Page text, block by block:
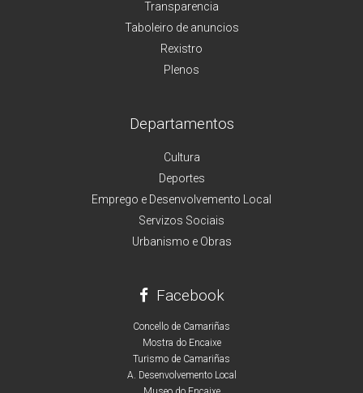
Transparencia
Taboleiro de anuncios
Rexistro
Plenos
Departamentos
Cultura
Deportes
Emprego e Desenvolvemento Local
Servizos Sociais
Urbanismo e Obras
Facebook
Concello de Camariñas
Mostra do Encaixe
Turismo de Camariñas
A. Desenvolvemento Local